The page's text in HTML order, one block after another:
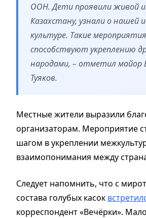
ООН. Дети проявили живой
Казахстану, узнали о нашей
культуре. Такие мероприятия
способствуют укреплению
народами, – отметил
Туяков.
Местные жители выразили
организаторам. Мероприятие
шагом в укреплении
взаимопонимания между
Следует напомнить, что с
состава голубых касок
корреспондент «Вечёрки».